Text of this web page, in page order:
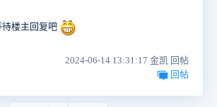
楼主回复吧
2024-06-14 13:31:17 金凯 回帖
回帖